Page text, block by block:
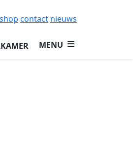
contact nieuws
MENU